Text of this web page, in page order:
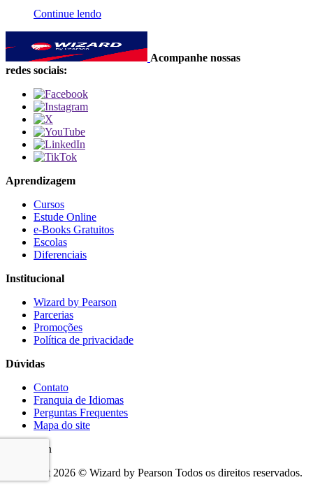
Continue lendo
Acompanhe nossas
redes sociais:
Aprendizagem
Cursos
Estude Online
e-Books Gratuitos
Escolas
Diferenciais
Institucional
Wizard by Pearson
Parcerias
Promoções
Política de privacidade
Dúvidas
Contato
Franquia de Idiomas
Perguntas Frequentes
Mapa do site
Copyright 2026 © Wizard by Pearson Todos os direitos reservados.